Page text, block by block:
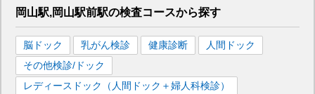
岡山駅,岡山駅前駅の検査コースから探す
脳ドック 乳がん検診 健康診断
人間ドック
その他検診/ドック
レディースドック（人間ドック＋婦人科検診）